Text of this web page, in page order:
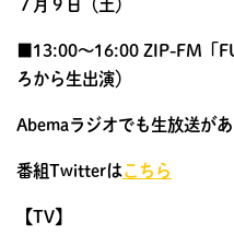
■13:00〜16:00 ZIP-FM「
ろから生出演）
Abemaラジオでも生放送が
番組Twitterはこちら
【TV】